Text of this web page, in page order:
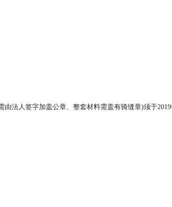
法人签字加盖公章、整套材料需盖有骑缝章)须于2019